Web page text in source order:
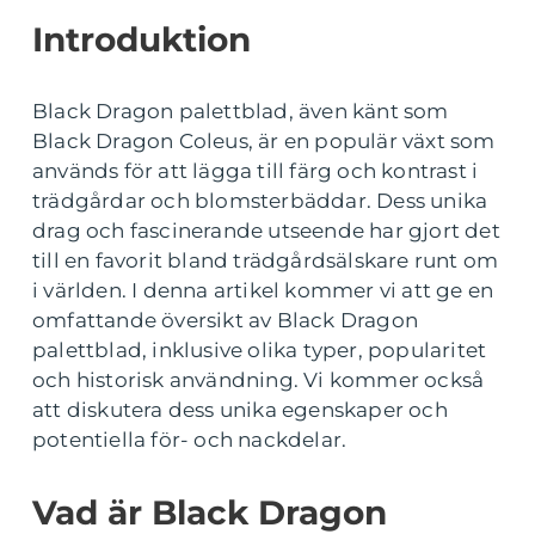
Introduktion
Black Dragon palettblad, även känt som
Black Dragon Coleus, är en populär växt som
används för att lägga till färg och kontrast i
trädgårdar och blomsterbäddar. Dess unika
drag och fascinerande utseende har gjort det
till en favorit bland trädgårdsälskare runt om
i världen. I denna artikel kommer vi att ge en
omfattande översikt av Black Dragon
palettblad, inklusive olika typer, popularitet
och historisk användning. Vi kommer också
att diskutera dess unika egenskaper och
potentiella för- och nackdelar.
Vad är Black Dragon